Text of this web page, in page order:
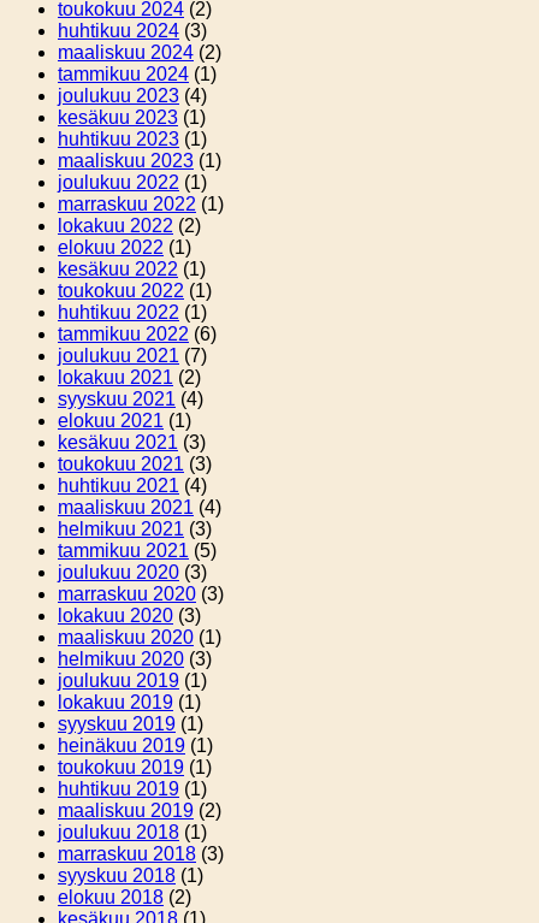
toukokuu 2024 (2)
huhtikuu 2024 (3)
maaliskuu 2024 (2)
tammikuu 2024 (1)
joulukuu 2023 (4)
kesäkuu 2023 (1)
huhtikuu 2023 (1)
maaliskuu 2023 (1)
joulukuu 2022 (1)
marraskuu 2022 (1)
lokakuu 2022 (2)
elokuu 2022 (1)
kesäkuu 2022 (1)
toukokuu 2022 (1)
huhtikuu 2022 (1)
tammikuu 2022 (6)
joulukuu 2021 (7)
lokakuu 2021 (2)
syyskuu 2021 (4)
elokuu 2021 (1)
kesäkuu 2021 (3)
toukokuu 2021 (3)
huhtikuu 2021 (4)
maaliskuu 2021 (4)
helmikuu 2021 (3)
tammikuu 2021 (5)
joulukuu 2020 (3)
marraskuu 2020 (3)
lokakuu 2020 (3)
maaliskuu 2020 (1)
helmikuu 2020 (3)
joulukuu 2019 (1)
lokakuu 2019 (1)
syyskuu 2019 (1)
heinäkuu 2019 (1)
toukokuu 2019 (1)
huhtikuu 2019 (1)
maaliskuu 2019 (2)
joulukuu 2018 (1)
marraskuu 2018 (3)
syyskuu 2018 (1)
elokuu 2018 (2)